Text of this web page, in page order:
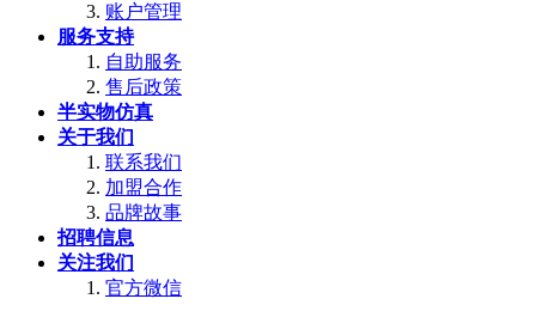
账户管理
服务支持
自助服务
售后政策
半实物仿真
关于我们
联系我们
加盟合作
品牌故事
招聘信息
关注我们
官方微信